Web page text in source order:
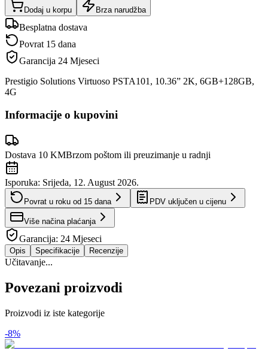
Dodaj u korpu Brza narudžba
Besplatna dostava
Povrat 15 dana
Garancija 24 Mjeseci
Prestigio Solutions Virtuoso PSTA101, 10.36” 2K, 6GB+128GB,
4G
Informacije o kupovini
Dostava 10 KMBrzom poštom ili preuzimanje u radnji
Isporuka: Srijeda, 12. August 2026.
Povrat u roku od 15 dana PDV uključen u cijenu
Više načina plaćanja
Garancija: 24 Mjeseci
Opis Specifikacije Recenzije
Učitavanje...
Povezani proizvodi
Proizvodi iz iste kategorije
-8%